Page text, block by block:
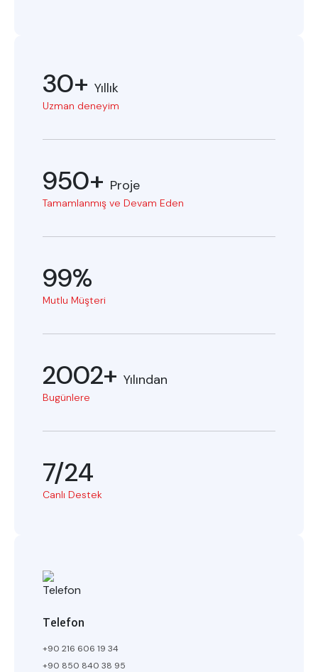
30+ Yıllık
Uzman deneyim
950+ Proje
Tamamlanmış ve Devam Eden
99%
Mutlu Müşteri
2002+ Yılından
Bugünlere
7/24
Canlı Destek
Telefon
+90 216 606 19 34
+90 850 840 38 95